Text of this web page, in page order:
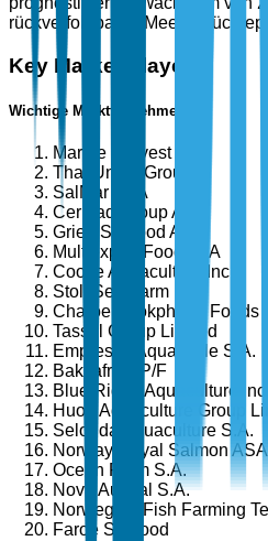
rückverfolgbaren
Key Market Players
Wichtige Marktteilnehmer
Marine Harvest ASA
Thai Union Group
SalMar ASA
Cermaq Group AS
Grieg Seafood ASA
Multiexport Foods SA
Cooke Aquaculture Inc.
Stolt Sea Farm
Charoen Pokphand Foods
Tassal Group Limited
Empresas AquaChile S.A.
Bakkafrost P/F
Blue Ridge Aquaculture Inc.
Huon Aquaculture Group
Selonda Aquaculture S.A.
Norway Royal Salmon ASA
Ocean Farm S.A.
Nova Austral S.A.
Norwegian Fish Farming
Faroe Seafood